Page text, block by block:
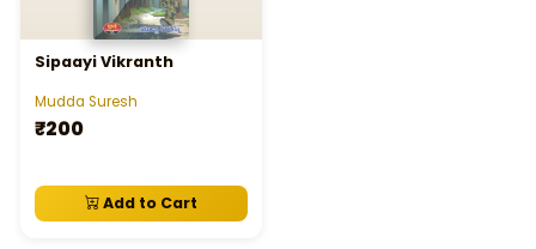
Sipaayi Vikranth
Mudda Suresh
₹200
Add to Cart